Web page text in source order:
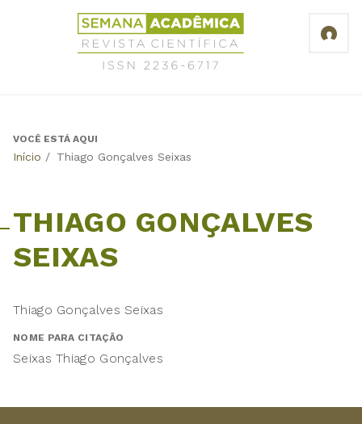
Revista
Científica
Semana
6717
Back
VOCÊ ESTÁ AQUI
Início / Thiago Gonçalves Seixas
THIAGO GONÇALVES
SEIXAS
Thiago Gonçalves Seixas
NOME PARA CITAÇÃO
Seixas Thiago Gonçalves